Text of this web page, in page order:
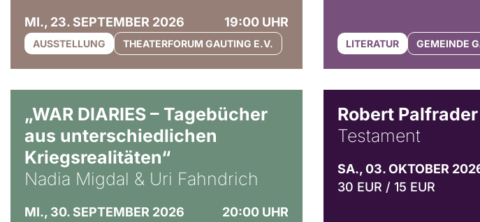
MI., 23. SEPTEMBER 2026 19:00 UHR
AUSSTELLUNG THEATERFORUM GAUTING E.V. LITERATUR GEMEINDE
„WAR DIARIES – Tagebücher
aus unterschiedlichen
Kriegsrealitäten“
Nadia Migdal & Uri Fahndrich
MI., 30. SEPTEMBER 2026
20:00 UHR
Robert Palfrader
Testament
SA., 03. OKTOBER
30 EUR / 15 EUR